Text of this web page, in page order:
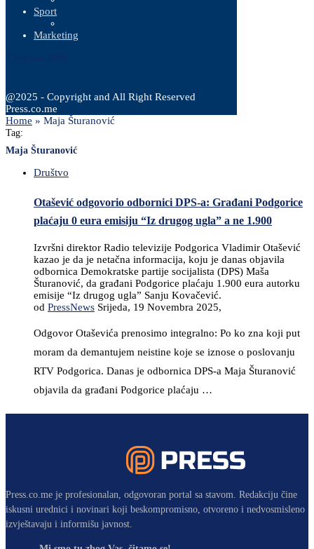
Sport
Marketing
@2025 - Copyright and All Right Reserved
Press.co.me
Home » Maja Šturanović
Tag:
Maja Šturanović
Društvo
Otašević odgovorio odbornici DPS-a: Građani Podgorice
plaćaju 0 eura emisiju “Iz drugog ugla” a ne 1.900
Izvršni direktor Radio televizije Podgorica Vladimir Otašević
kazao je da je netačna informacija, koju je danas objavila
odbornica Demokratske partije socijalista (DPS) Maša
Šturanović, da građani Podgorice plaćaju 1.900 eura autorku
emisije “Iz drugog ugla” Sanju Kovačević.
od PressNews Srijeda, 19 Novembra 2025,
Odgovor Otaševića prenosimo integralno: Po ko zna koji put
moram da demantujem neistine koje se iznose o poslovanju
RTV Podgorica. Danas je odbornica DPS-a Maja Šturanović
objavila da građani Podgorice plaćaju …
Press.co.me je profesionalan, odgovoran portal sa stavom. Redakciju čine
iskusni urednici i novinari koji beskompromisno, otvoreno i nedvosmisleno
izvještavaju i informišu javnost.